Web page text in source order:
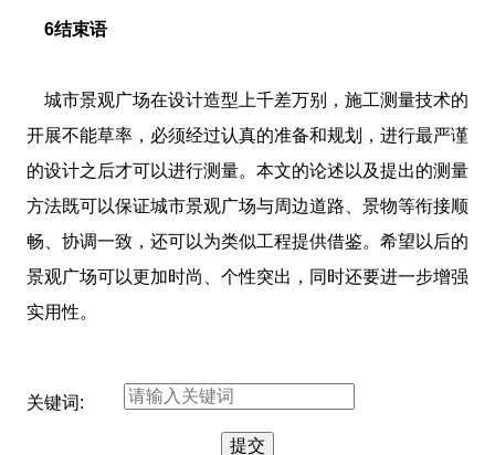
6结束语
城市景观广场在设计造型上千差万别，施工测量技术的
开展不能草率，必须经过认真的准备和规划，进行最严谨
的设计之后才可以进行测量。本文的论述以及提出的测量
方法既可以保证城市景观广场与周边道路、景物等衔接顺
畅、协调一致，还可以为类似工程提供借鉴。希望以后的
景观广场可以更加时尚、个性突出，同时还要进一步增强
实用性。
关键词: